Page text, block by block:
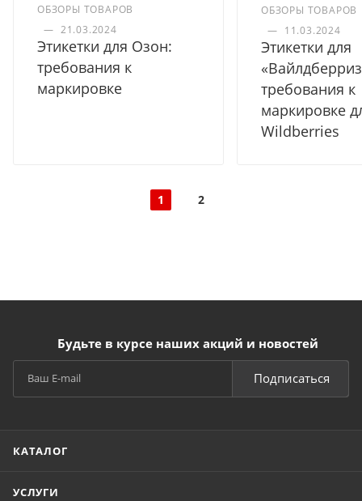
ОБЗОРЫ ТОВАРОВ
— 21.03.2024
Этикетки для Озон:
требования к
маркировке
ОБЗОРЫ ТОВАРОВ
— 11.03.2024
Этикетки для
требования к
маркировке
Wildberries
1 2
Будьте в курсе наших акций и новостей
Подписаться
КАТАЛОГ
УСЛУГИ